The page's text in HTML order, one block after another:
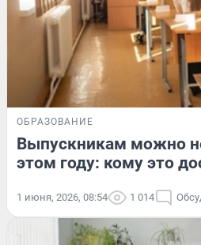
ОБРАЗОВАНИЕ
Выпускникам можно
этом году: кому это
1 июня, 2026, 08:54 1 014